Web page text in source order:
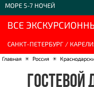
МОРЕ 5-7 НОЧЕЙ
ВСЕ
САНКТ-ПЕТЕРБУРГ /
Главная ☀ Россия ☀
ГОСТЕВОЙ